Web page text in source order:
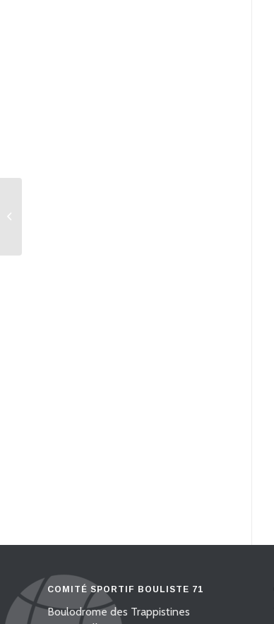
COMITÉ SPORTIF BOULISTE 71
Boulodrome des Trappistines